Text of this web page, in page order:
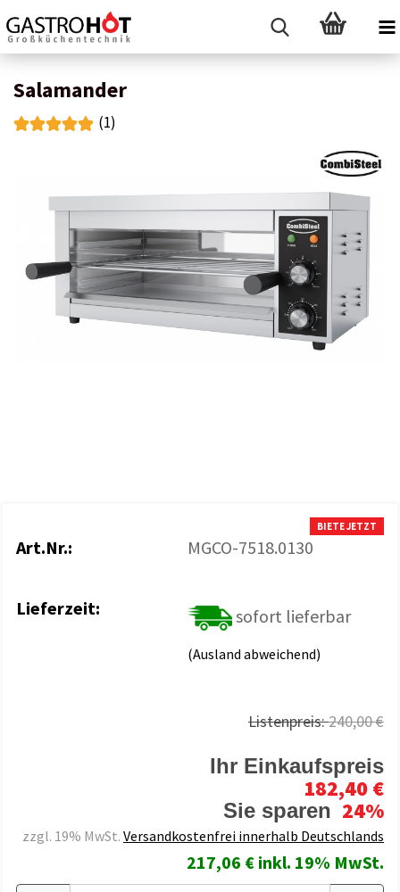
Salamander
(1)
BIETE JETZT
Art.Nr.: MGCO-7518.0130
Lieferzeit: sofort lieferbar
(Ausland abweichend)
Listenpreis:240,00 €
Ihr Einkaufspreis
182,40 €
Sie sparen 24%
zzgl. 19% MwSt. Versandkostenfrei innerhalb Deutschlands
217,06 € inkl. 19% MwSt.